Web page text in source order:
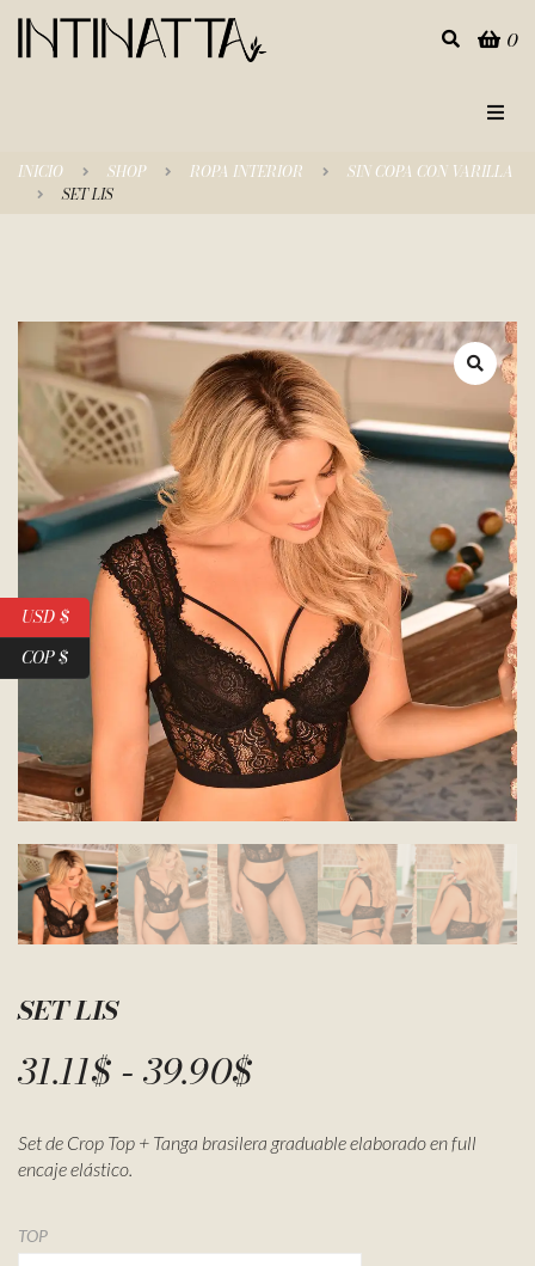
Inicio
Empresa
Contacto
0
INICIO SHOP ROPA INTERIOR
SIN COPA CON VARILLA
SET LIS
SET LIS
31.11$ - 39.90$
Set de Crop Top + Tanga brasilera graduable elaborado en full
encaje elástico.
TOP
USD $
COP $